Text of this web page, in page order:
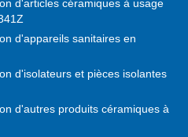
d'articles céramiques à usage
d'appareils sanitaires en
d'isolateurs et pièces isolantes
d'autres produits céramiques à